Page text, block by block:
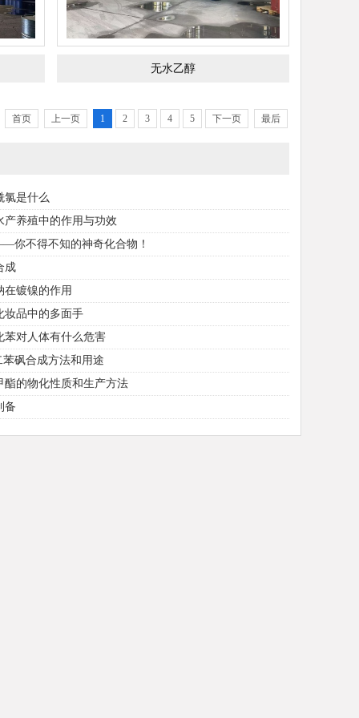
无水乙醇
首页 上一页 1 2 3 4 5 下一页 最后
氯是什么
产养殖中的作用与功效
你不得不知的神奇化合物！
成
在镀镍的作用
妆品中的多面手
苯对人体有什么危害
苯砜合成方法和用途
酯的物化性质和生产方法
备